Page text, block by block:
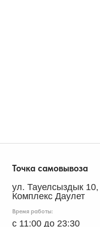
ул. Тауелсыздык 10,
Комплекс Даулет
Точка самовывоза
с 11:00 до 23:30
Время работы: